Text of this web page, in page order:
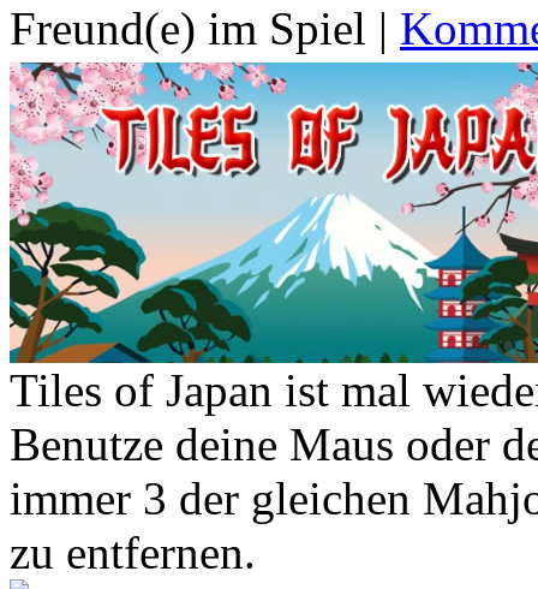
Freund(e) im Spiel |
Tiles of Japan ist mal
Benutze deine Maus oder
immer 3 der gleichen
zu entfernen.